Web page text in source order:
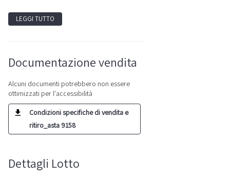
LEGGI TUTTO
Documentazione vendita
Alcuni documenti potrebbero non essere
ottimizzati per l'accessibilità
Condizioni specifiche di vendita e
ritiro_asta 9158
Dettagli Lotto